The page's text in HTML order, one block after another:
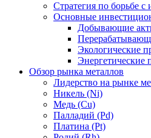
Стратегия по борьбе с
Основные
Добывающие
Экологические
Энергетические
Обзор рынка металлов
Лидерство на рынке
Никель (Ni)
Медь (Cu)
Палладий (Pd)
Платина (Pt)